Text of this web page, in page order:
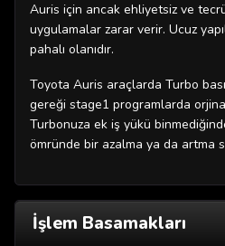
Auris için ancak ehliyetsiz ve
uygulamalar zarar verir. Ucuz
pahalı olanıdır.
Toyota Auris araçlarda Turbo
gereği stage1 programlarda
Turbonuza ek iş yükü
ömründe bir azalma ya da artma
İşlem Basamakları